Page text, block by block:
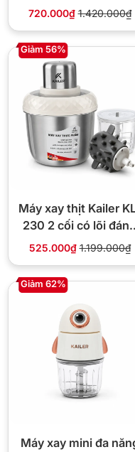
2252
720.000₫ 1.420.000₫
Giảm 56%
Máy xay thịt Kailer
230 2 cối có lõi đánh
ruốc, bóc tỏi
525.000₫ 1.199.000₫
Giảm 62%
Máy xay mini đa